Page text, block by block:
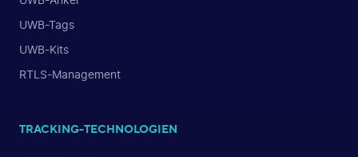
UWB-Tags
UWB-Kits
RTLS-Management
TRACKING-TECHNOLOGIEN